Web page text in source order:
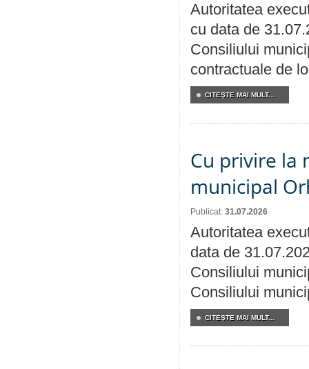
Autoritatea
cu data de
Consiliului
contractuale de
CITEŞTE MAI MULT...
Cu privire la
municipal
Publicat: 31.07.2026
Autoritatea
data de
Consiliului
Consiliului
CITEŞTE MAI MULT...